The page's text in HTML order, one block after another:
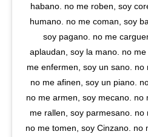
habano. no me roben, soy
humano. no me coman, soy
soy pagano. no me
aplaudan, soy la mano. no
me enfermen, soy un sano. no
no me afinen, soy un piano.
no me armen, soy mecano. no
me rallen, soy parmesano. no
no me tomen, soy Cinzano. no